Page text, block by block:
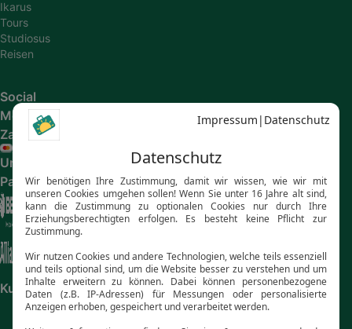
Ikarus
Tours
Studiosus
Reisen
Social
Media
Zahlungsarten
Unsere
Partner
Kundenbewertungen